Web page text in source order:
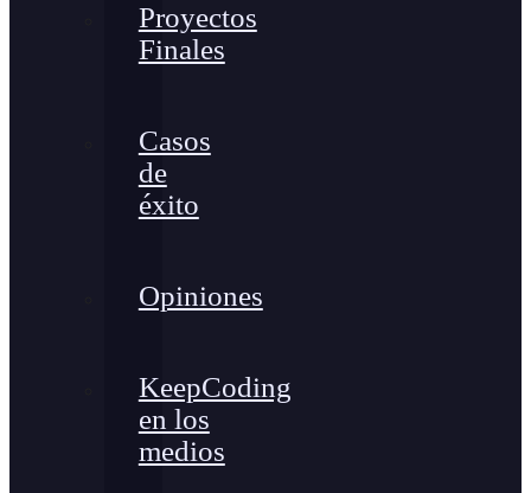
Proyectos
Finales
Casos
de
éxito
Opiniones
KeepCoding
en los
medios